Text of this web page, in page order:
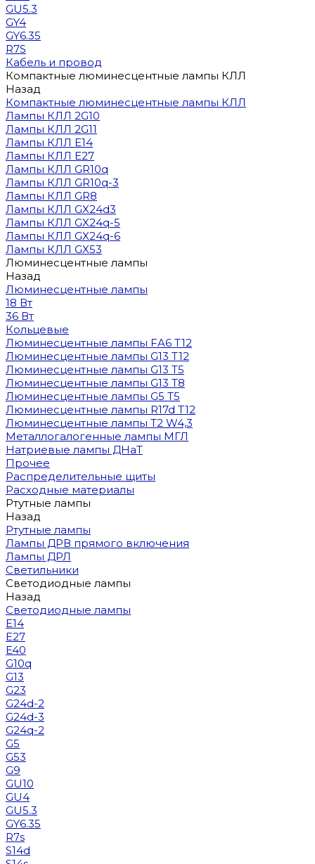
GU5.3
GY4
GY6.35
R7S
Кабель и провод
Компактные люминесцентные лампы КЛЛ
Назад
Компактные люминесцентные лампы КЛЛ
Лампы КЛЛ 2G10
Лампы КЛЛ 2G11
Лампы КЛЛ E14
Лампы КЛЛ E27
Лампы КЛЛ GR10q
Лампы КЛЛ GR10q-3
Лампы КЛЛ GR8
Лампы КЛЛ GX24d3
Лампы КЛЛ GX24q-5
Лампы КЛЛ GX24q-6
Лампы КЛЛ GX53
Люминесцентные лампы
Назад
Люминесцентные лампы
18 Вт
36 Вт
Кольцевые
Люминесцентные лампы FA6 T12
Люминесцентные лампы G13 T12
Люминесцентные лампы G13 T5
Люминесцентные лампы G13 T8
Люминесцентные лампы G5 T5
Люминесцентные лампы R17d T12
Люминесцентные лампы T2 W4,3
Металлогалогенные лампы МГЛ
Натриевые лампы ДНаТ
Прочее
Распределительные щиты
Расходные материалы
Ртутные лампы
Назад
Ртутные лампы
Лампы ДРВ прямого включения
Лампы ДРЛ
Светильники
Светодиодные лампы
Назад
Светодиодные лампы
E14
E27
E40
G10q
G13
G23
G24d-2
G24d-3
G24q-2
G5
G53
G9
GU10
GU4
GU5.3
GY6.35
R7s
S14d